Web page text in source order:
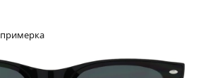
примерка